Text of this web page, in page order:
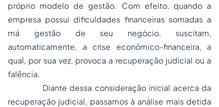
próprio modelo de gestão. Com efeito, quando a
empresa possui dificuldades financeiras somadas a
má gestão de seu negócio, suscitam,
automaticamente, a crise econômico-financeira, a
qual, por sua vez, provoca a recuperação judicial ou a
falência.
Diante dessa consideração inicial acerca da
recuperação judicial, passamos à análise mais detida